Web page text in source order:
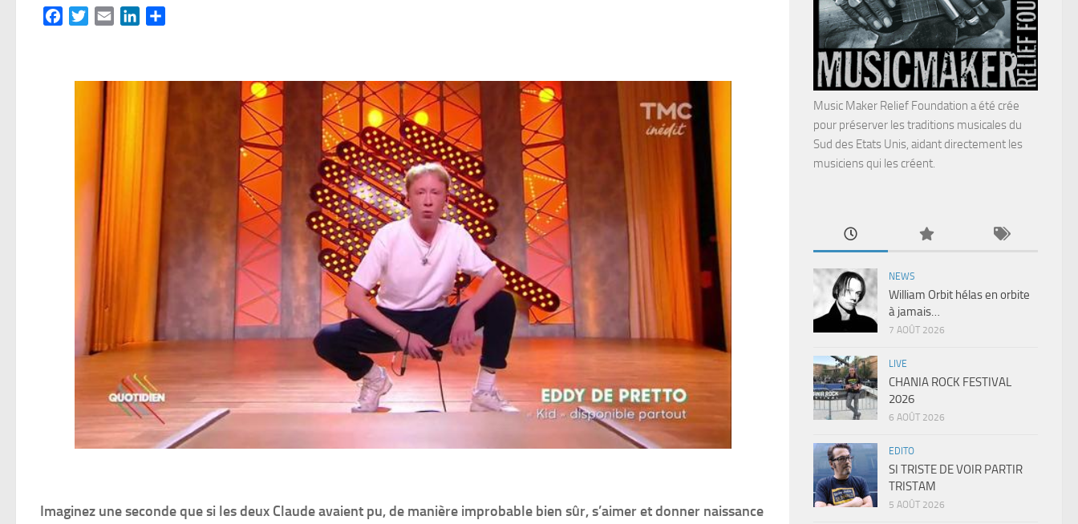
FacebookTwitterEmail LinkedIn
Imaginez une seconde que si les deux Claude avaient pu, de manière improbable bien sûr, s’aimer et donner naissance
Music Maker Relief Foundation a été crée
pour préserver les traditions musicales du
Sud des Etats Unis, aidant directement les
musiciens qui les créent.
NEWS
William Orbit hélas en orbite
à jamais…
7 AOÛT 2026
LIVE
CHANIA ROCK FESTIVAL
2026
6 AOÛT 2026
EDITO
SI TRISTE DE VOIR PARTIR
TRISTAM
5 AOÛT 2026